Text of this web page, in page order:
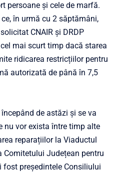
persoane și cele de marfă.
în urmă cu 2 săptămâni,
CNAIR și DRDP
mai scurt timp dacă starea
ridicarea restricțiilor pentru
autorizată de până în 7,5
de astăzi și se va
nu vor exista între timp alte
reparațiilor la Viaductul
Comitetului Județean pentru
președintele Consiliului